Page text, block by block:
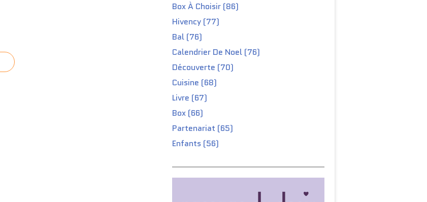
Box À Choisir (86)
Hivency (77)
Bal (76)
Calendrier De Noel (76)
Découverte (70)
Cuisine (68)
Livre (67)
Box (66)
Partenariat (65)
Enfants (56)